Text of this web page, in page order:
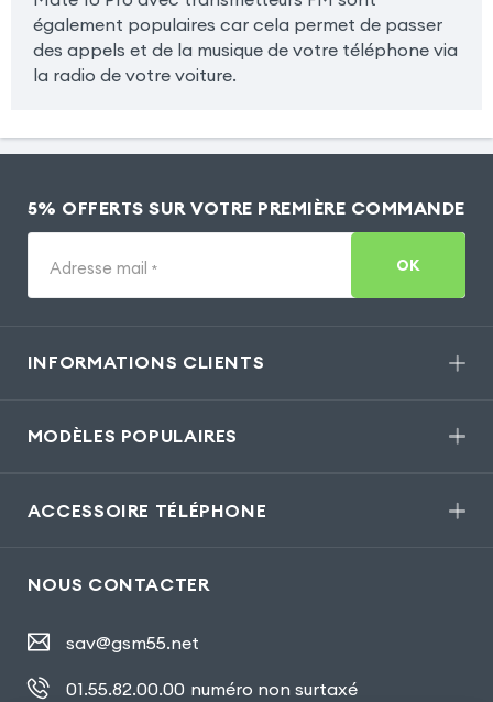
également populaires car cela permet de passer
des appels et de la musique de votre téléphone via
la radio de votre voiture.
5% OFFERTS SUR VOTRE PREMIÈRE COMMANDE
Adresse mail * OK
INFORMATIONS CLIENTS
MODÈLES POPULAIRES
ACCESSOIRE TÉLÉPHONE
NOUS CONTACTER
sav@gsm55.net
01.55.82.00.00 numéro non surtaxé